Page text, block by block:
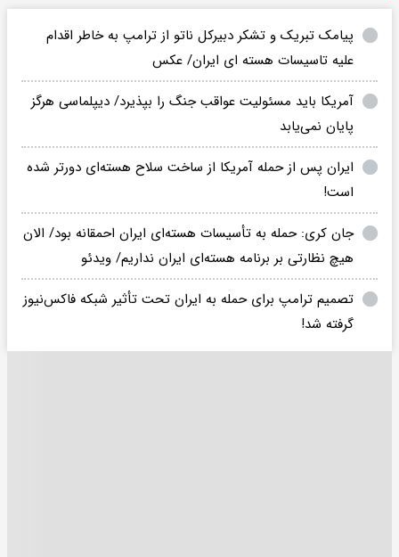
پیامک تبریک و تشکر دبیرکل ناتو از ترامپ به خاطر اقدام
علیه تاسیسات هسته ای ایران/ عکس
آمریکا باید مسئولیت عواقب جنگ را بپذیرد/ دیپلماسی هرگز
پایان نمی‌یابد
ایران پس از حمله آمریکا از ساخت سلاح هسته‌ای دورتر شده
است!
جان کری: حمله به تأسیسات هسته‌ای ایران احمقانه بود/ الان
هیچ نظارتی بر برنامه هسته‌ای ایران نداریم/ ویدئو
تصمیم ترامپ برای حمله به ایران تحت تأثیر شبکه فاکس‌نیوز
گرفته شد!